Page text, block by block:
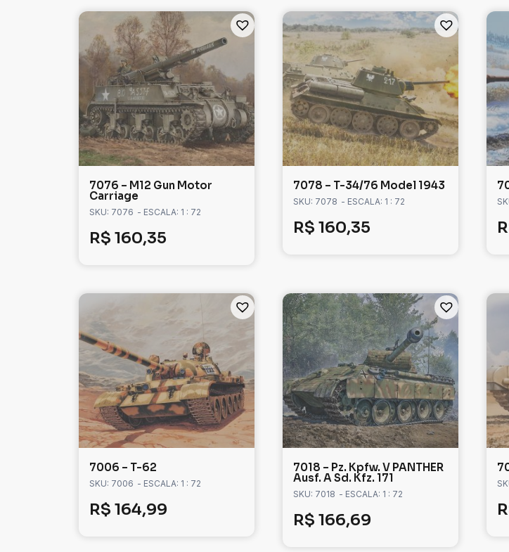
7076 – M12 Gun Motor
Carriage
SKU: 7076 - ESCALA: 1 : 72
R$ 160,35
7078 – T-34/76 Model 1943
SKU: 7078 - ESCALA: 1 : 72
R$ 160,35
7006 – T-62
SKU: 7006 - ESCALA: 1 : 72
R$ 164,99
7018 – Pz. Kpfw. V PANTHER
Ausf. A Sd. Kfz. 171
SKU: 7018 - ESCALA: 1 : 72
R$ 166,69